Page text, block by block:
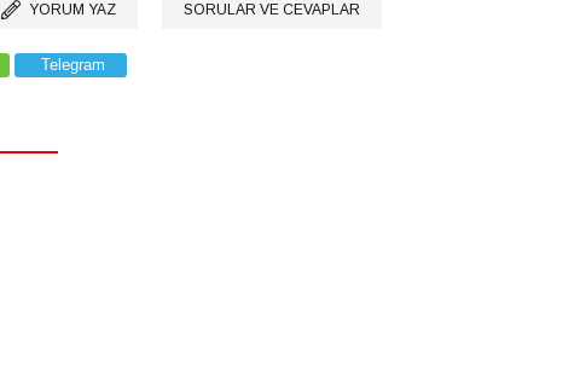
YORUM YAZ SORULAR VE CEVAPLAR
Telegram